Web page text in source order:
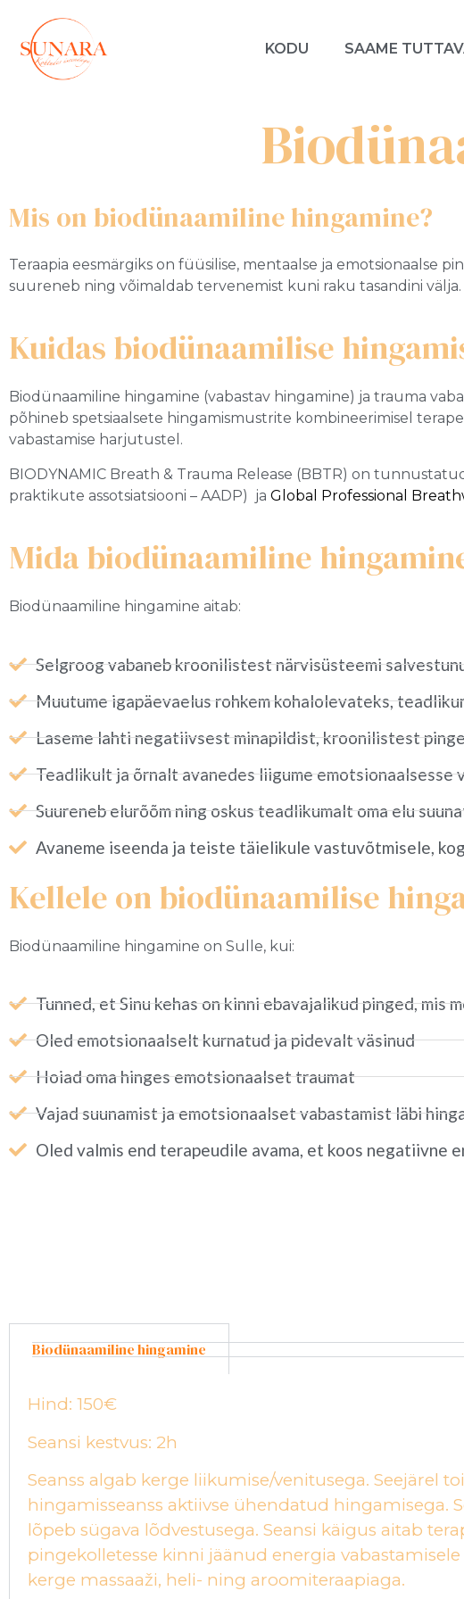
KODU SAAME
Mis on biodünaamiline hingamine?
Teraapia eesmärgiks on füüsilise, mentaalse ja emotsionaalse
suureneb ning võimaldab tervenemist kuni raku tasandini välja.
Kuidas biodünaamilise
Biodünaamiline hingamine (vabastav hingamine) ja trauma
põhineb spetsiaalsete hingamismustrite kombineerimisel
vabastamise harjutustel.
BIODYNAMIC Breath & Trauma Release (BBTR) on
praktikute assotsiatsiooni – AADP) ja Global Professional
Mida biodünaamiline
Biodünaamiline hingamine aitab:
Selgroog vabaneb kroonilistest närvisüsteemi
Muutume igapäevaelus rohkem kohalolevateks,
Laseme lahti negatiivsest minapildist, kroonilistest
Teadlikult ja õrnalt avanedes liigume emotsionaalsesse
Suureneb elurõõm ning oskus teadlikumalt oma elu
Avaneme iseenda ja teiste täielikule vastuvõtmisele,
Kellele on biodünaamilise
Biodünaamiline hingamine on Sulle, kui:
Tunned, et Sinu kehas on kinni ebavajalikud pinged, mis
Oled emotsionaalselt kurnatud ja pidevalt väsinud
Hoiad oma hinges emotsionaalset traumat
Vajad suunamist ja emotsionaalset vabastamist läbi
Oled valmis end terapeudile avama, et koos negatiivne
Biodünaamiline hingamine
Hind: 150€
Seansi kestvus: 2h
Seanss algab kerge liikumise/venitusega. Seejärel
hingamisseanss aktiivse ühendatud hingamisega.
lõpeb sügava lõdvestusega. Seansi käigus aitab
pingekolletesse kinni jäänud energia vabastamisele
kerge massaaži, heli- ning aroomiteraapiaga.